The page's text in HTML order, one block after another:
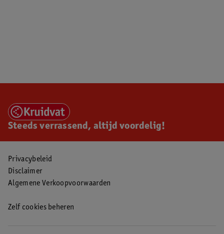
Steeds verrassend, altijd voordelig!
Privacybeleid
Disclaimer
Algemene Verkoopvoorwaarden
Zelf cookies beheren